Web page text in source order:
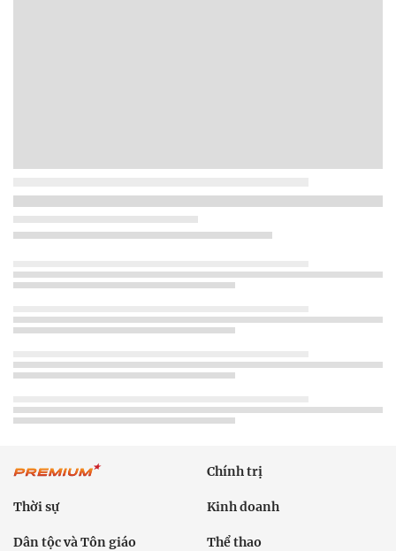
Chính trị
Thời sự Kinh doanh
Dân tộc và Tôn giáo Thể thao